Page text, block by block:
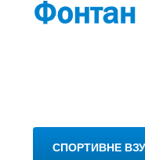
СПОРТИВНЕ